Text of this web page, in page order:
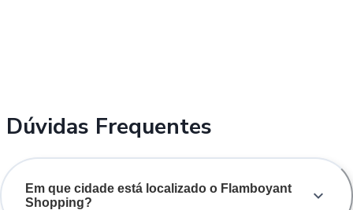
Dúvidas Frequentes
Em que cidade está localizado o Flamboyant
Shopping?